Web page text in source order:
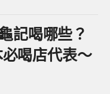
記喝哪些？
喝店代表～